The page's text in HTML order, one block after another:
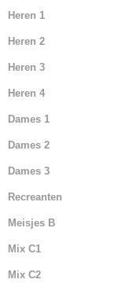
Heren 1
Heren 2
Heren 3
Heren 4
Dames 1
Dames 2
Dames 3
Recreanten
Meisjes B
Mix C1
Mix C2